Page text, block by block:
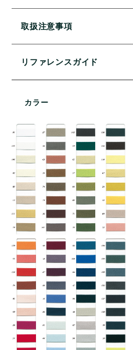
取扱注意事項
リファレンスガイド
カラー